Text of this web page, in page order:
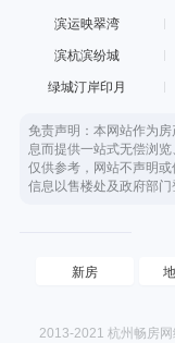
滨运映翠湾
滨杭滨纷城
绿城汀岸印月
免责声明：本网站作为
息而提供一站式无偿浏
仅供参考，网站不声明
信息以售楼处及政府部门
新房
2013-2021 杭州畅房